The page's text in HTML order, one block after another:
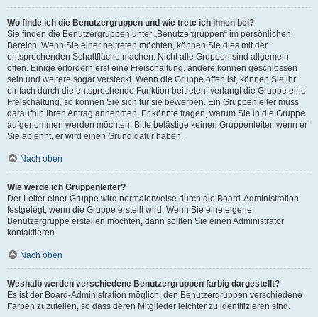
Wo finde ich die Benutzergruppen und wie trete ich ihnen bei?
Sie finden die Benutzergruppen unter „Benutzergruppen“ im persönlichen
Bereich. Wenn Sie einer beitreten möchten, können Sie dies mit der
entsprechenden Schaltfläche machen. Nicht alle Gruppen sind allgemein
offen. Einige erfordern erst eine Freischaltung, andere können geschlossen
sein und weitere sogar versteckt. Wenn die Gruppe offen ist, können Sie ihr
einfach durch die entsprechende Funktion beitreten; verlangt die Gruppe eine
Freischaltung, so können Sie sich für sie bewerben. Ein Gruppenleiter muss
daraufhin Ihren Antrag annehmen. Er könnte fragen, warum Sie in die Gruppe
aufgenommen werden möchten. Bitte belästige keinen Gruppenleiter, wenn er
Sie ablehnt, er wird einen Grund dafür haben.
Nach oben
Wie werde ich Gruppenleiter?
Der Leiter einer Gruppe wird normalerweise durch die Board-Administration
festgelegt, wenn die Gruppe erstellt wird. Wenn Sie eine eigene
Benutzergruppe erstellen möchten, dann sollten Sie einen Administrator
kontaktieren.
Nach oben
Weshalb werden verschiedene Benutzergruppen farbig dargestellt?
Es ist der Board-Administration möglich, den Benutzergruppen verschiedene
Farben zuzuteilen, so dass deren Mitglieder leichter zu identifizieren sind.